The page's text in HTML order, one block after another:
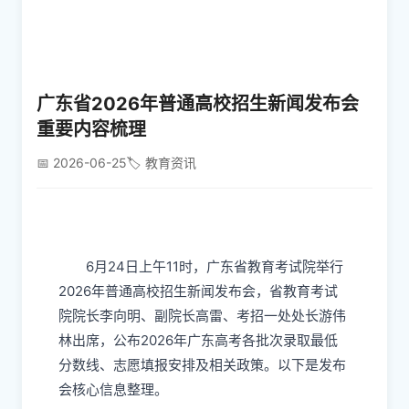
广东省2026年普通高校招生新闻发布会
重要内容梳理
📅 2026-06-25🏷️ 教育资讯
6月24日上午11时，广东省教育考试院举行
2026年普通高校招生新闻发布会，省教育考试
院院长李向明、副院长高雷、考招一处处长游伟
林出席，公布2026年广东高考各批次录取最低
分数线、志愿填报安排及相关政策。以下是发布
会核心信息整理。